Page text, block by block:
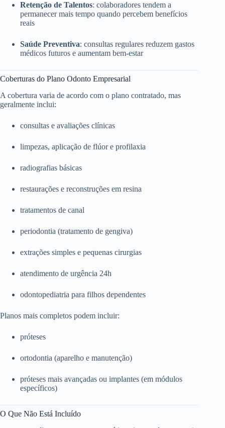
Retenção de Talentos: colaboradores tendem a
permanecer mais tempo quando percebem benefícios
reais
Saúde Preventiva: consultas regulares reduzem gastos
médicos futuros e aumentam bem-estar
Coberturas do Plano Odonto Empresarial
A cobertura varia de acordo com o plano contratado, mas
geralmente inclui:
consultas e avaliações clínicas
limpezas, aplicação de flúor e profilaxia
radiografias básicas
restaurações e reconstruções em resina
tratamentos de canal
periodontia (tratamento de gengiva)
extrações simples e pequenas cirurgias
atendimento de urgência 24h
odontopediatria para filhos dependentes
Planos mais completos podem incluir:
próteses
ortodontia (aparelho e manutenção)
próteses mais avançadas ou implantes (em módulos
específicos)
O Que Não Está Incluído